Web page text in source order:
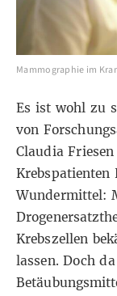
Mammographie im
Es ist wohl zu
von
Claudia
Krebspatienten
Wundermittel:
Krebszellen
lassen. Doch